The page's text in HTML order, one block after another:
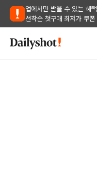
앱에서만 받을 수 있는 혜택
선착순 첫구매 최저가 쿠폰